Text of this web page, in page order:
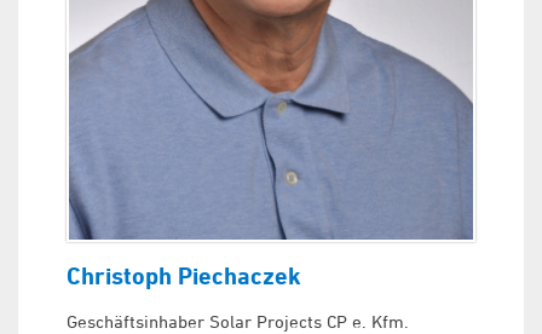
Christoph Piechaczek
Geschäftsinhaber Solar Projects CP e. Kfm.